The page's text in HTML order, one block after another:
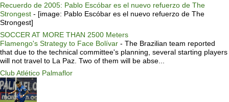
Recuerdo de 2005: Pablo Escóbar es el nuevo refuerzo de The
Strongest - [image: Pablo Escóbar es el nuevo refuerzo de The
Strongest]
SOCCER AT MORE THAN 2500 Meters
Flamengo's Strategy to Face Bolívar - The Brazilian team reported
that due to the technical committee's planning, several starting players
will not travel to La Paz. Two of them will be abse...
Club Atlético Palmaflor